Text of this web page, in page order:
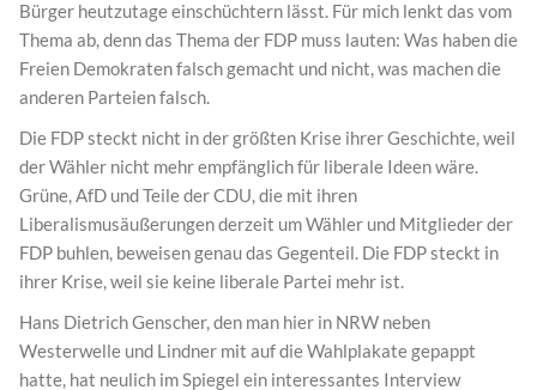
Bürger heutzutage einschüchtern lässt. Für mich lenkt das vom
Thema ab, denn das Thema der FDP muss lauten: Was haben die
Freien Demokraten falsch gemacht und nicht, was machen die
anderen Parteien falsch.
Die FDP steckt nicht in der größten Krise ihrer Geschichte, weil
der Wähler nicht mehr empfänglich für liberale Ideen wäre.
Grüne, AfD und Teile der CDU, die mit ihren
Liberalismusäußerungen derzeit um Wähler und Mitglieder der
FDP buhlen, beweisen genau das Gegenteil. Die FDP steckt in
ihrer Krise, weil sie keine liberale Partei mehr ist.
Hans Dietrich Genscher, den man hier in NRW neben
Westerwelle und Lindner mit auf die Wahlplakate gepappt
hatte, hat neulich im Spiegel ein interessantes Interview